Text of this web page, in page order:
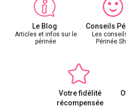
Le Blog
Articles et infos sur le
périnée
Conseils
Les
Périnée
Votre fidélité
récompensée